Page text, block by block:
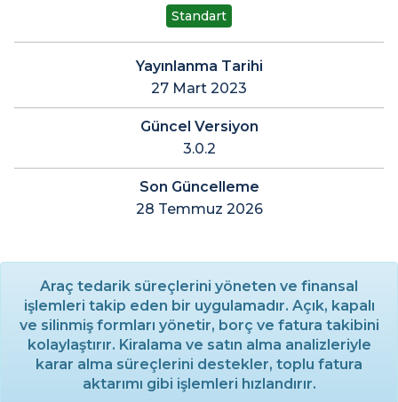
Standart
Yayınlanma Tarihi
27 Mart 2023
Güncel Versiyon
3.0.2
Son Güncelleme
28 Temmuz 2026
Araç tedarik süreçlerini yöneten ve finansal
işlemleri takip eden bir uygulamadır. Açık, kapalı
ve silinmiş formları yönetir, borç ve fatura takibini
kolaylaştırır. Kiralama ve satın alma analizleriyle
karar alma süreçlerini destekler, toplu fatura
aktarımı gibi işlemleri hızlandırır.